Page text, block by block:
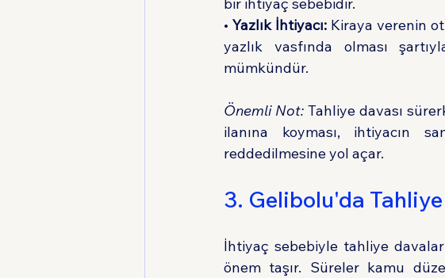
bir ihtiyaç sebebidir.
• Yazlık İhtiyacı: Kiraya verenin
yazlık vasfında olması
mümkündür.
Önemli Not: Tahliye davası
ilanına koyması, ihtiyacın
reddedilmesine yol açar.
3. Gelibolu'da Tahliye
İhtiyaç sebebiyle tahliye
önem taşır. Süreler kamu